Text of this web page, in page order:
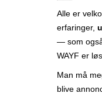
e
r
Alle er
erfaringer,
— som
WAYF er
Man må
blive